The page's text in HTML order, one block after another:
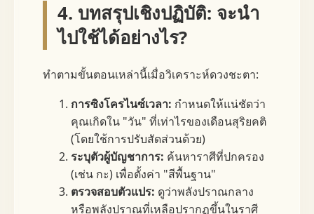
4. บทสรุปเชิงปฏิบัติ: จะนำ
ไปใช้ได้อย่างไร?
ทำตามขั้นตอนเหล่านี้เมื่อวิเคราะห์ดวงชะตา:
การซิงโครไนซ์เวลา: กำหนดให้แน่ชัดว่า
คุณเกิดใน "วัน" ที่เท่าไรของเดือนสุริยคติ
(โดยใช้การปรับสัดส่วนด้วย)
ระบุตัวผู้บัญชาการ: ค้นหาราศีที่ปกครอง
(เช่น กะ) เพื่อตั้งค่า "สีพื้นฐาน"
ตรวจสอบตัวแปร: ดูว่าพลังปราณกลาง
หรือพลังปราณที่เหลือปรากฏขึ้นในราศี